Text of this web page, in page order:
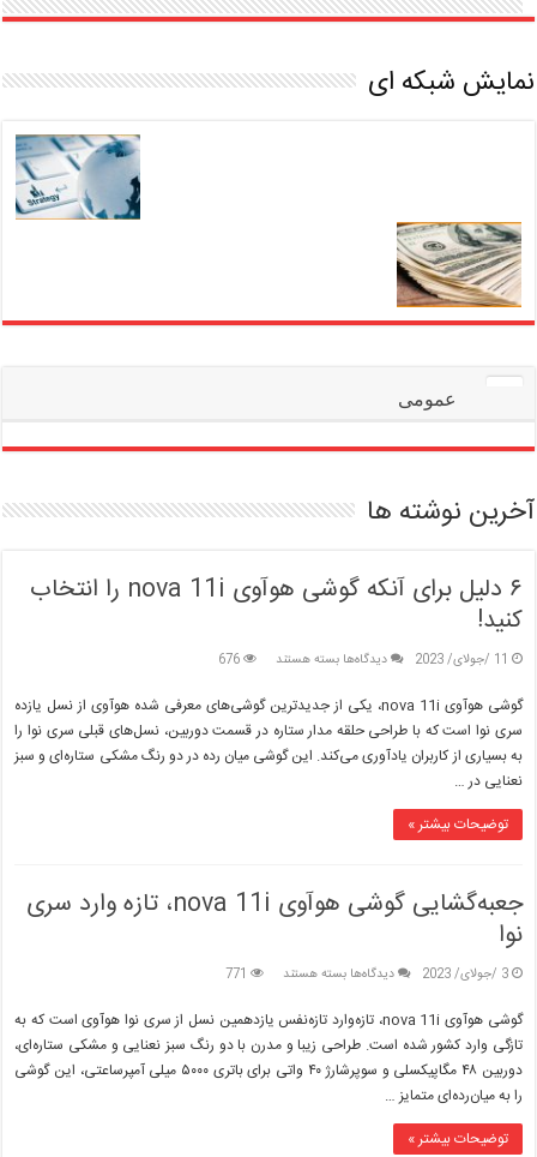
نمایش شبکه ای
عمومی
آخرین نوشته ها
۶ دلیل برای آنکه گوشی هوآوی nova 11i را انتخاب
کنید!
11 /جولای/ 2023 دیدگاه‌هابرای
دلیل
برای
آنکه
گوشی
بسته هستند 676
گوشی هوآوی nova 11i، یکی از جدیدترین گوشی‌های معرفی شده هوآوی از نسل یازده
سری نوا است که با طراحی حلقه مدار ستاره در قسمت دوربین، نسل‌های قبلی سری نوا را
به بسیاری از کاربران یادآوری می‌کند. این گوشی میان رده در دو رنگ مشکی ستاره‌ای و سبز
نعنایی در …
توضیحات بیشتر »
جعبه‌گشایی گوشی هوآوی nova 11i، تازه وارد سری
نوا
3 /جولای/ 2023 دیدگاه‌هابرای
گوشی
هوآوی
nova
11i،
بسته هستند 771
گوشی هوآوی nova 11i، تازه‌وارد تازه‌نفس یازدهمین نسل از سری نوا هوآوی است که به
تازگی وارد کشور شده است. طراحی زیبا و مدرن با دو رنگ سبز نعنایی و مشکی ستاره‌ای،
دوربین ۴۸ مگاپیکسلی و سوپرشارژ ۴۰ واتی برای باتری ۵۰۰۰ میلی آمپرساعتی، این گوشی
را به میان‌رده‌ای متمایز …
توضیحات بیشتر »